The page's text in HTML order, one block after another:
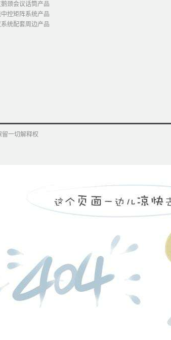
颈会议话筒产品
控矩阵系统产品
统配套周边产品
一切解释权